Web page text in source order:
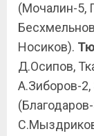
(Мочалин-5,
Носиков).
Д.Осипов,
А.Зиборов-2,